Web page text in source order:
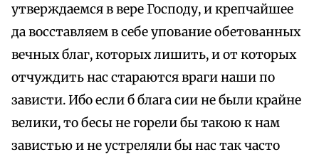
утверждаемся в вере Господу, и крепчайшее
да восставляем в себе упование обетованных
вечных благ, которых лишить, и от которых
отчуждить нас стараются враги наши по
зависти. Ибо если б блага сии не были крайне
велики, то бесы не горели бы такою к нам
завистью и не устреляли бы нас так часто